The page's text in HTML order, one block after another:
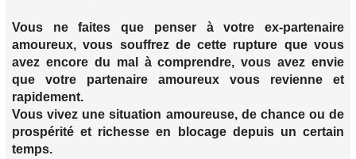
Vous ne faites que penser à votre ex-partenaire
amoureux, vous souffrez de cette rupture que vous
avez encore du mal à comprendre, vous avez envie
que votre partenaire amoureux vous revienne et
rapidement.
Vous vivez une situation amoureuse, de chance ou de
prospérité et richesse en blocage depuis un certain
temps.